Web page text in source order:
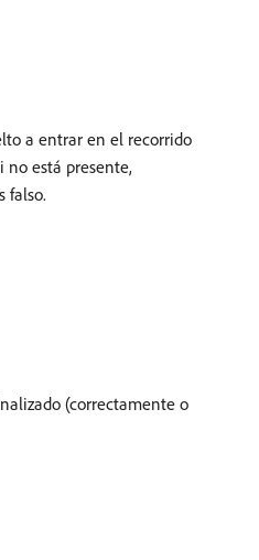
a entrar en el recorrido
no está presente,
falso.
(correctamente o